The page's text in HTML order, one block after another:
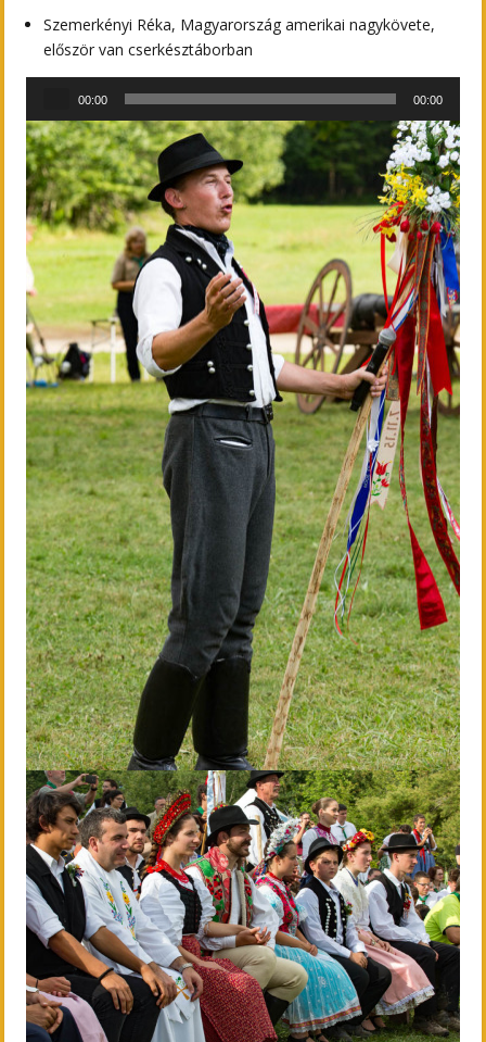
Szemerkényi Réka, Magyarország amerikai nagykövete,
először van cserkésztáborban
00:00 00:00